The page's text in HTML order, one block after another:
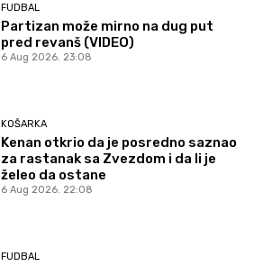
FUDBAL
Partizan može mirno na dug put
pred revanš (VIDEO)
6 Aug 2026. 23:08
KOŠARKA
Kenan otkrio da je posredno saznao
za rastanak sa Zvezdom i da li je
želeo da ostane
6 Aug 2026. 22:08
FUDBAL